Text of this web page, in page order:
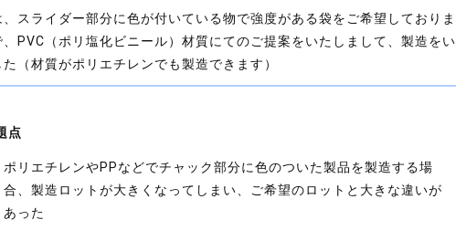
スライダー部分に色が付いている物で強度がある袋をご希望しておりま
、PVC（ポリ塩化ビニール）材質にてのご提案をいたしまして、製造をい
（材質がポリエチレンでも製造できます）
点
ポリエチレンやPPなどでチャック部分に色のついた製品を製造する場
合、製造ロットが大きくなってしまい、ご希望のロットと大きな違いが
あった